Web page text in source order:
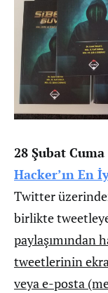
28 Şubat
Hacker’ın En
Twitter
birlikte
paylaşımından
tweetlerinin
veya e-posta